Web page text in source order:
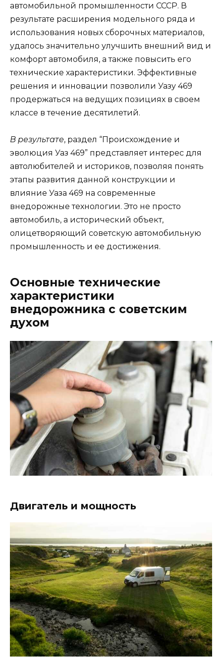
автомобильной промышленности СССР. В
результате расширения модельного ряда и
использования новых сборочных материалов,
удалось значительно улучшить внешний вид и
комфорт автомобиля, а также повысить его
технические характеристики. Эффективные
решения и инновации позволили Уазу 469
продержаться на ведущих позициях в своем
классе в течение десятилетий.
В результате, раздел “Происхождение и
эволюция Уаз 469” представляет интерес для
автолюбителей и историков, позволяя понять
этапы развития данной конструкции и
влияние Уаза 469 на современные
внедорожные технологии. Это не просто
автомобиль, а исторический объект,
олицетворяющий советскую автомобильную
промышленность и ее достижения.
Основные технические
характеристики
внедорожника с советским
духом
Двигатель и мощность